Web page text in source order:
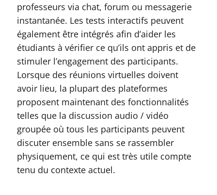
professeurs via chat, forum ou messagerie
instantanée. Les tests interactifs peuvent
également être intégrés afin d’aider les
étudiants à vérifier ce qu’ils ont appris et de
stimuler l’engagement des participants.
Lorsque des réunions virtuelles doivent
avoir lieu, la plupart des plateformes
proposent maintenant des fonctionnalités
telles que la discussion audio / vidéo
groupée où tous les participants peuvent
discuter ensemble sans se rassembler
physiquement, ce qui est très utile compte
tenu du contexte actuel.